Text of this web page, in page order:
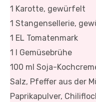
1 Karotte, gewürfelt
1 Stangensellerie,
1 EL Tomatenmark
1 l Gemüsebrühe
100 ml Soja-
Salz, Pfeffer aus der
Paprikapulver,